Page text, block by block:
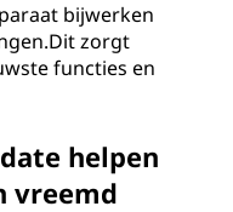
bijwerken
zorgt
functies en
helpen
vreemd